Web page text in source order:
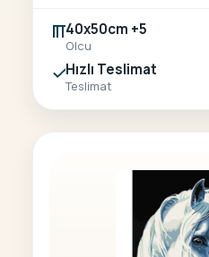
40x50cm +5
Olcu
Hızlı Teslimat
Teslimat